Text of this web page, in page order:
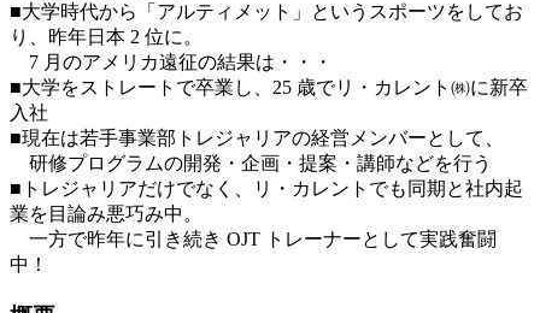
■大学時代から「アルティメット」というスポーツをしてお
り、昨年日本 2 位に。
7 月のアメリカ遠征の結果は・・・
■大学をストレートで卒業し、25 歳でリ・カレント㈱に新卒
入社
■現在は若手事業部トレジャリアの経営メンバーとして、
研修プログラムの開発・企画・提案・講師などを行う
■トレジャリアだけでなく、リ・カレントでも同期と社内起
業を目論み悪巧み中。
一方で昨年に引き続き OJT トレーナーとして実践奮闘
中！